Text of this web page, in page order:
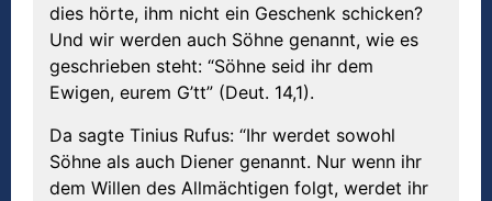
dies hörte, ihm nicht ein Geschenk schicken?
Und wir werden auch Söhne genannt, wie es
geschrieben steht: “Söhne seid ihr dem
Ewigen, eurem G’tt” (Deut. 14,1).
Da sagte Tinius Rufus: “Ihr werdet sowohl
Söhne als auch Diener genannt. Nur wenn ihr
dem Willen des Allmächtigen folgt, werdet ihr